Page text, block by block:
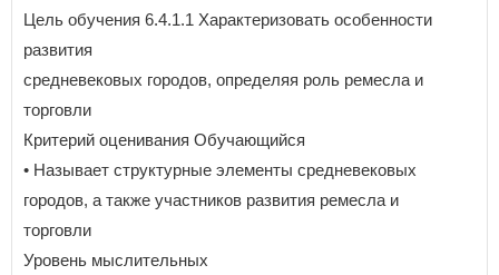
Цель обучения 6.4.1.1 Характеризовать особенности
развития
средневековых городов, определяя роль ремесла и
торговли
Критерий оценивания Обучающийся
• Называет структурные элементы средневековых
городов, а также участников развития ремесла и
торговли
Уровень мыслительных